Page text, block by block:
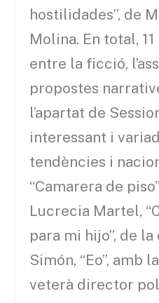
hostilidades”, de
Molina. En total,
entre la ficció,
propostes
l’apartat de
interessant i
tendències i
“Camarera de
Lucrecia Martel,
para mi hijo”, de
Simón, “Eo”, amb
veterà director